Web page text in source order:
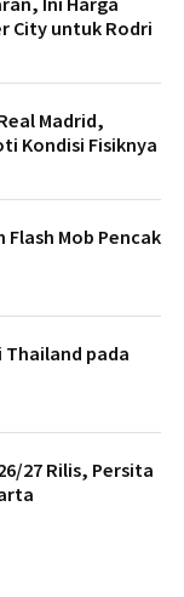
City untuk Rodri
Madrid,
Kondisi Fisiknya
Mob Pencak
Thailand pada
27 Rilis, Persita